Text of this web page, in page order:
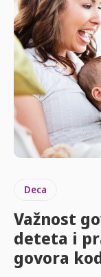
Deca
Važnost
deteta i
govora